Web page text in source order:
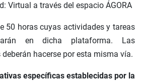
Virtual a través del espacio ÁGORA
50 horas cuyas actividades y tareas
en dicha plataforma. Las
hacerse por esta misma vía.
específicas establecidas por la